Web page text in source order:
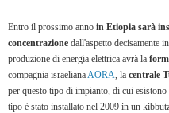
Entro il prossimo anno in Etiopia sarà
concentrazione dall'aspetto decisamente
produzione di energia elettrica avrà la
compagnia israelianaAORA, la centrale
per questo tipo di impianto, di cui
tipo è stato installato nel 2009 in un